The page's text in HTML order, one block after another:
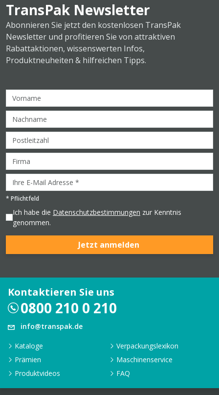
TransPak Newsletter
Abonnieren Sie jetzt den kostenlosen TransPak
Newsletter und profitieren Sie von attraktiven
Rabattaktionen, wissenswerten Infos,
Produktneuheiten & hilfreichen Tipps.
* Pflichtfeld
Ich habe die Datenschutzbestimmungen zur Kenntnis
genommen.
Jetzt anmelden
Kontaktieren Sie uns
0800 210 0 210
info@transpak.de
Kataloge
Verpackungslexikon
Prämien
Maschinenservice
Produktvideos
FAQ